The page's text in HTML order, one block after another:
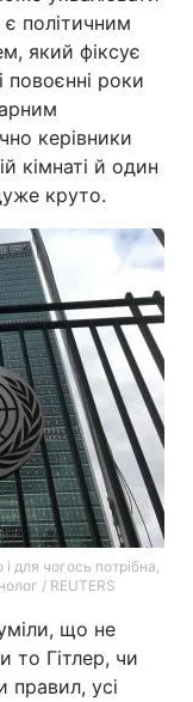
політичним
який фіксує
повоєнні роки
керівники
кімнаті й один
круто.
для чогось потрібна,
/ REUTERS
що не
то Гітлер, чи
правил, усі